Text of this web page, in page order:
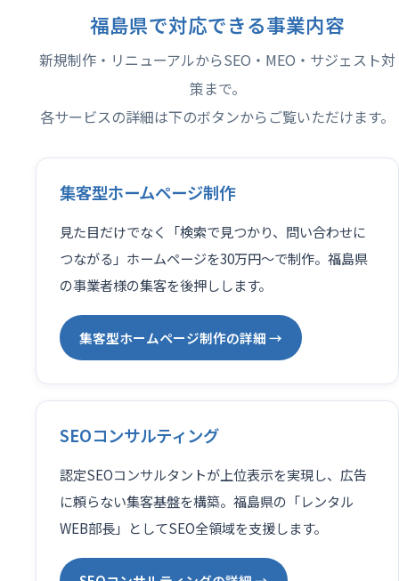
福島県で対応できる事業内容
新規制作・リニューアルからSEO・MEO・サジェスト対
策まで。
各サービスの詳細は下のボタンからご覧いただけます。
集客型ホームページ制作
見た目だけでなく「検索で見つかり、問い合わせに
つながる」ホームページを30万円〜で制作。福島県
の事業者様の集客を後押しします。
集客型ホームページ制作の詳細 →
SEOコンサルティング
認定SEOコンサルタントが上位表示を実現し、広告
に頼らない集客基盤を構築。福島県の「レンタル
WEB部長」としてSEO全領域を支援します。